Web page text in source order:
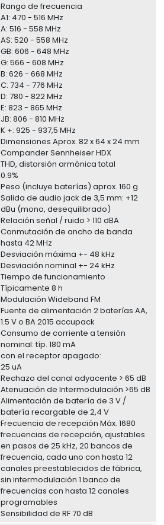
Rango de frecuencia
A1: 470 - 516 MHz
A: 516 - 558 MHz
AS: 520 - 558 MHz
GB: 606 - 648 MHz
G: 566 - 608 MHz
B: 626 - 668 MHz
C: 734 - 776 MHz
D: 780 - 822 MHz
E: 823 - 865 MHz
JB: 806 - 810 MHz
K +: 925 - 937,5 MHz
Dimensiones Aprox. 82 x 64 x 24 mm
Compander Sennheiser HDX
THD, distorsión armónica total
0.9%
Peso (incluye baterías) aprox. 160 g
Salida de audio jack de 3,5 mm: +12
dBu (mono, desequilibrado)
Relación señal / ruido > 110 dBA
Conmutación de ancho de banda
hasta 42 MHz
Desviación máxima +- 48 kHz
Desviación nominal +- 24 kHz
Tiempo de funcionamiento
Típicamente 8 h
Modulación Wideband FM
Fuente de alimentación 2 baterías AA,
1.5 V o BA 2015 accupack
Consumo de corriente a tensión
nominal: típ. 180 mA
con el receptor apagado:
25 uA
Rechazo del canal adyacente > 65 dB
Atenuación de Intermodulación >65 dB
Alimentación de batería de 3 V /
batería recargable de 2,4 V
Frecuencia de recepción Máx. 1680
frecuencias de recepción, ajustables
en pasos de 25 kHz, 20 bancos de
frecuencia, cada uno con hasta 12
canales preestablecidos de fábrica,
sin intermodulación 1 banco de
frecuencias con hasta 12 canales
programables
Sensibilidad de RF 70 dB